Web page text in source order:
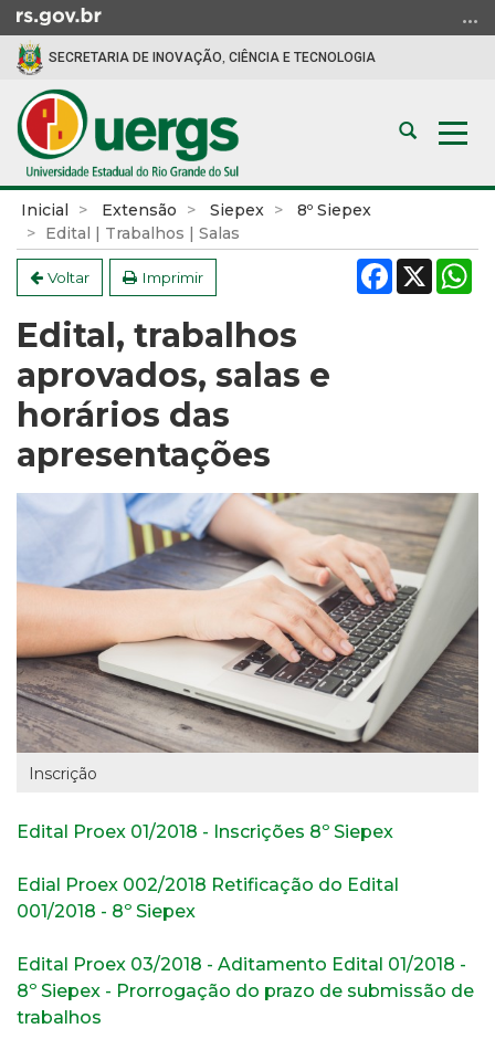
para
conteúdo
para
menu
para
busca
SECRETARIA DE INOVAÇÃO, CIÊNCIA E TECNOLOGIA
Abrir
busca
Início
conteúdo
Inicial Extensão Siepex
8º Siepex
Edital | Trabalhos | Salas
Voltar Imprimir Facebook
X
Edital, trabalhos
aprovados, salas e
horários das
apresentações
Inscrição
Edital Proex 01/2018 - Inscrições 8º Siepex
Edial Proex 002/2018 Retificação do Edital
001/2018 - 8º Siepex
Edital Proex 03/2018 - Aditamento Edital 01/2018 -
8º Siepex - Prorrogação do prazo de submissão de
trabalhos